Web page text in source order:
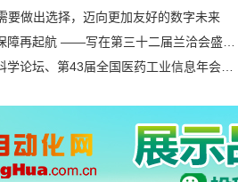
要做出选择，迈向更加友好的数字未来